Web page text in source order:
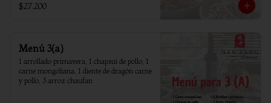
$27.200
Menú 3(a)
1 arrollado primavera, 1 chapsui de pollo, 1
carne mongoliana, 1 diente de dragón carne
y pollo, 3 arroz chaufan